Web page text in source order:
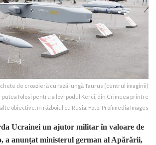
de croazieră cu rază lungă Taurus (centrul imaginii)
putea folosi pentru a lovi podul Kerci, din Crimeea printre
alte obiective, în războiul cu Rusia. Foto: Profimedia Images
Ucrainei un ajutor militar în valoare de
a anunțat ministerul german al Apărării,